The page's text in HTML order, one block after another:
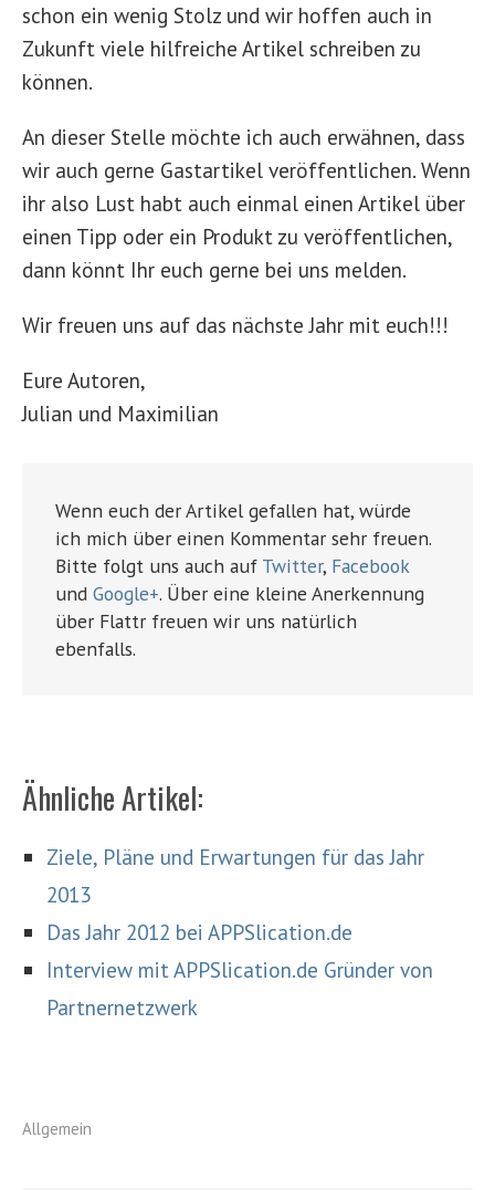
schon ein wenig Stolz und wir hoffen auch in
Zukunft viele hilfreiche Artikel schreiben zu
können.
An dieser Stelle möchte ich auch erwähnen, dass
wir auch gerne Gastartikel veröffentlichen. Wenn
ihr also Lust habt auch einmal einen Artikel über
einen Tipp oder ein Produkt zu veröffentlichen,
dann könnt Ihr euch gerne bei uns melden.
Wir freuen uns auf das nächste Jahr mit euch!!!
Eure Autoren,
Julian und Maximilian
Wenn euch der Artikel gefallen hat, würde
ich mich über einen Kommentar sehr freuen.
Bitte folgt uns auch auf Twitter, Facebook
und Google+. Über eine kleine Anerkennung
über Flattr freuen wir uns natürlich
ebenfalls.
Ähnliche Artikel:
Ziele, Pläne und Erwartungen für das Jahr
2013
Das Jahr 2012 bei APPSlication.de
Interview mit APPSlication.de Gründer von
Partnernetzwerk
Allgemein